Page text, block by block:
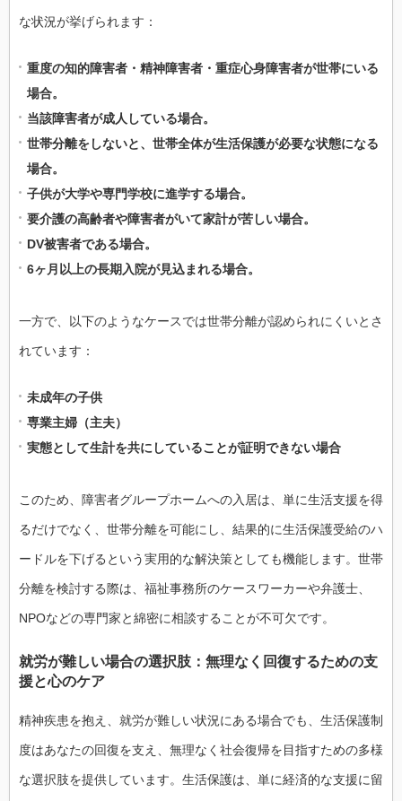
な状況が挙げられます：
重度の知的障害者・精神障害者・重症心身障害者が世帯にいる
場合。
当該障害者が成人している場合。
世帯分離をしないと、世帯全体が生活保護が必要な状態になる
場合。
子供が大学や専門学校に進学する場合。
要介護の高齢者や障害者がいて家計が苦しい場合。
DV被害者である場合。
6ヶ月以上の長期入院が見込まれる場合。
一方で、以下のようなケースでは世帯分離が認められにくいとさ
れています：
未成年の子供
専業主婦（主夫）
実態として生計を共にしていることが証明できない場合
このため、障害者グループホームへの入居は、単に生活支援を得
るだけでなく、世帯分離を可能にし、結果的に生活保護受給のハ
ードルを下げるという実用的な解決策としても機能します。世帯
分離を検討する際は、福祉事務所のケースワーカーや弁護士、
NPOなどの専門家と綿密に相談することが不可欠です。
就労が難しい場合の選択肢：無理なく回復するための支
援と心のケア
精神疾患を抱え、就労が難しい状況にある場合でも、生活保護制
度はあなたの回復を支え、無理なく社会復帰を目指すための多様
な選択肢を提供しています。生活保護は、単に経済的な支援に留